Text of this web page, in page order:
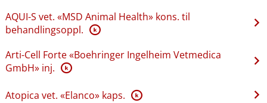
AQUI-S vet. «MSD Animal Health» kons. til
behandlingsoppl. K
Arti-Cell Forte «Boehringer Ingelheim Vetmedica
GmbH» inj. K
Atopica vet. «Elanco» kaps. K